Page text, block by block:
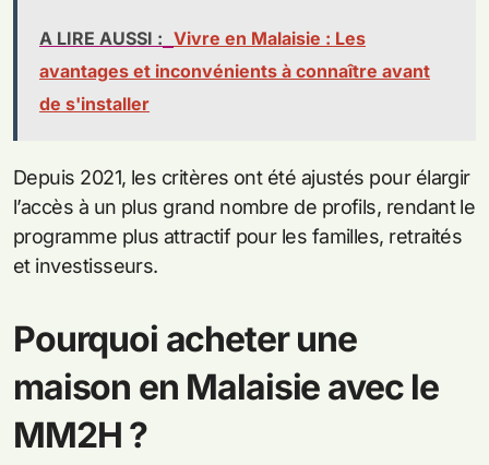
A LIRE AUSSI : Vivre en Malaisie : Les
avantages et inconvénients à connaître avant
de s'installer
Depuis 2021, les critères ont été ajustés pour élargir
l’accès à un plus grand nombre de profils, rendant le
programme plus attractif pour les familles, retraités
et investisseurs.
Pourquoi acheter une
maison en Malaisie avec le
MM2H ?